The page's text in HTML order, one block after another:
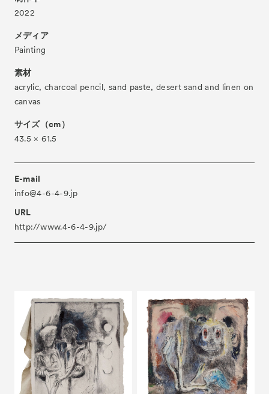
Visitor Information
Partners
Archive
2022
メディア
Painting
素材
acrylic, charcoal pencil, sand paste, desert sand and linen on
canvas
サイズ（cm）
43.5 × 61.5
E-mail
info@4-6-4-9.jp
URL
http://www.4-6-4-9.jp/